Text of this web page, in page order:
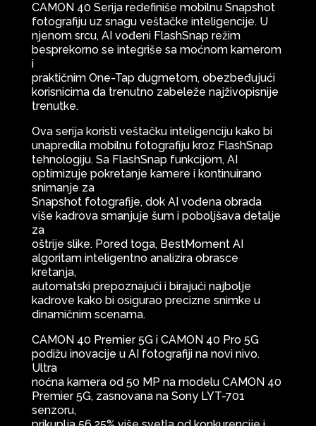
CAMON 40 Serija redefiniše mobilnu Snapshot
fotografiju uz snagu veštačke inteligencije. U
njenom srcu, AI vođeni FlashSnap režim
besprekorno se integriše sa moćnom kamerom
i
praktičnim One-Tap dugmetom, obezbeđujući
korisnicima da trenutno zabeleže najživopisnije
trenutke.
Ova serija koristi veštačku inteligenciju kako bi
unapredila mobilnu fotografiju kroz FlashSnap
tehnologiju. Sa FlashSnap funkcijom, AI
optimizuje pokretanje kamere i kontinuirano
snimanje za
Snapshot fotografije, dok AI vođena obrada
više kadrova smanjuje šum i poboljšava detalje
za
oštrije slike. Pored toga, BestMoment AI
algoritam inteligentno analizira obrasce
kretanja,
automatski prepoznajući i birajući najbolje
kadrove kako bi osigurao precizne snimke u
dinamičnim scenama.
CAMON 40 Premier 5G i CAMON 40 Pro 5G
podižu inovacije u AI fotografiji na novi nivo.
Ultra
noćna kamera od 50 MP na modelu CAMON 40
Premier 5G, zasnovana na Sony LYT-701
senzoru,